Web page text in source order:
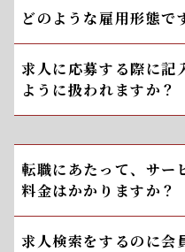
どのような雇用形態で
求人に応募する際に記
ように扱われますか？
転職にあたって、サー
料金はかかりますか？
求人検索をするのに会